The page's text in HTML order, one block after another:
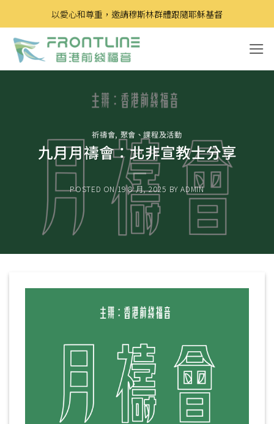
to
content
以愛心和尊重，邀請穆斯林群體跟隨耶穌基督
祈禱會, 聚會、課程及活動
九月月禱會：北非宣教士分享
POSTED ON19 8 月, 2025 BYADMIN